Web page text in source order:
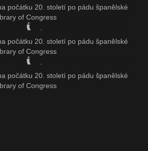
počátku 20. století po pádu španělské
of Congress
počátku 20. století po pádu španělské
of Congress
počátku 20. století po pádu španělské
of Congress